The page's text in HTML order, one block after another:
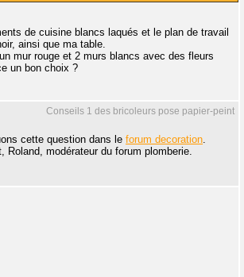
de cuisine blancs laqués et le plan de travail
ainsi que ma table.
mur rouge et 2 murs blancs avec des fleurs
un bon choix ?
Conseils 1 des bricoleurs pose papier-peint
cette question dans le forum decoration.
Roland, modérateur du forum plomberie.